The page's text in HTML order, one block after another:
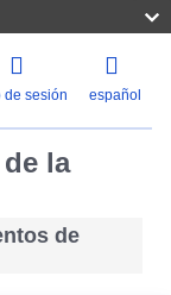
de sesión español
la
de